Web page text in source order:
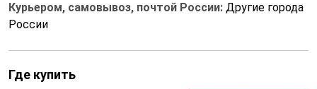
Курьером, самовывоз, почтой России: Другие города
России
Где купить